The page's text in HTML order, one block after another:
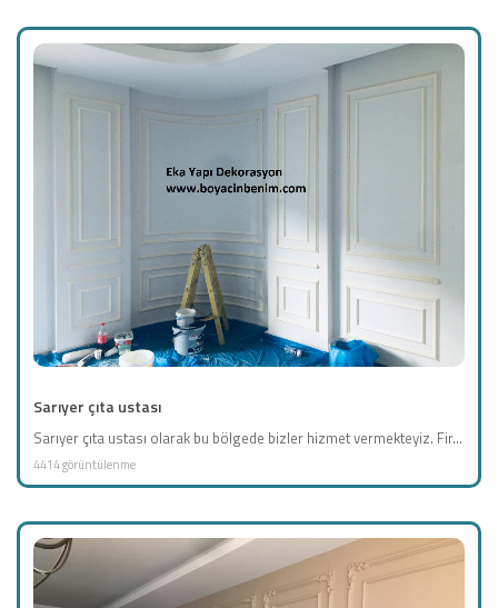
Sarıyer çıta ustası
Sarıyer çıta ustası olarak bu bölgede bizler hizmet vermekteyiz. Fir...
4414 görüntülenme